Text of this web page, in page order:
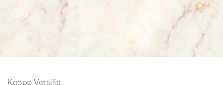
Keope Versilia
Boen parketlentės